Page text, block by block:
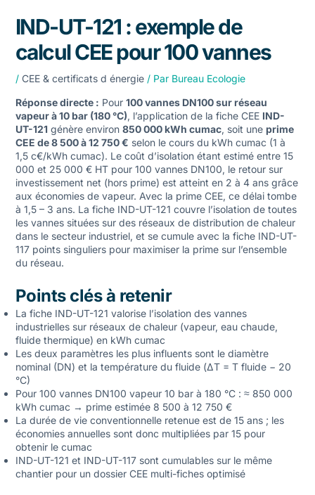
IND-UT-121 : exemple de
calcul CEE pour 100 vannes
/ CEE & certificats d énergie/ Par Bureau Ecologie
Réponse directe : Pour 100 vannes DN100 sur réseau
vapeur à 10 bar (180 °C), l’application de la fiche CEE IND-
UT-121 génère environ 850 000 kWh cumac, soit une prime
CEE de 8 500 à 12 750 € selon le cours du kWh cumac (1 à
1,5 c€/kWh cumac). Le coût d’isolation étant estimé entre 15
000 et 25 000 € HT pour 100 vannes DN100, le retour sur
investissement net (hors prime) est atteint en 2 à 4 ans grâce
aux économies de vapeur. Avec la prime CEE, ce délai tombe
à 1,5 – 3 ans. La fiche IND-UT-121 couvre l’isolation de toutes
les vannes situées sur des réseaux de distribution de chaleur
dans le secteur industriel, et se cumule avec la fiche IND-UT-
117 points singulierspour maximiser la prime sur l’ensemble
du réseau.
Points clés à retenir
La fiche IND-UT-121 valorise l’isolation des vannes
industrielles sur réseaux de chaleur (vapeur, eau chaude,
fluide thermique) en kWh cumac
Les deux paramètres les plus influents sont le diamètre
nominal (DN) et la température du fluide (ΔT = T fluide − 20
°C)
Pour 100 vannes DN100 vapeur 10 bar à 180 °C : ≈ 850 000
kWh cumac → prime estimée 8 500 à 12 750 €
La durée de vie conventionnelle retenue est de 15 ans ; les
économies annuelles sont donc multipliées par 15 pour
obtenir le cumac
IND-UT-121 et IND-UT-117sont cumulables sur le même
chantier pour un dossier CEE multi-fiches optimisé